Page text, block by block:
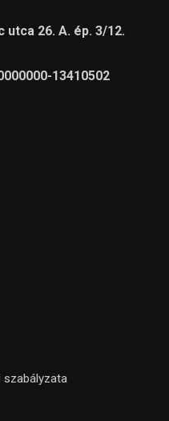
utca 26. A. ép. 3/12.
13410502
szabályzata